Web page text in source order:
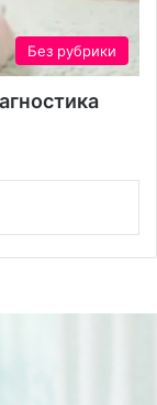
Без рубрики